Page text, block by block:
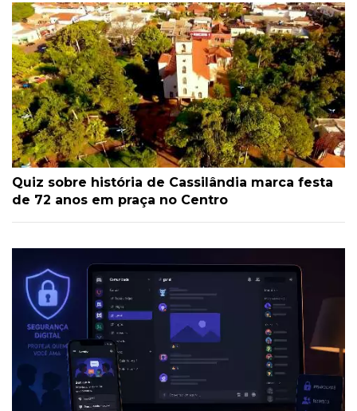
Quiz sobre história de Cassilândia marca festa
de 72 anos em praça no Centro